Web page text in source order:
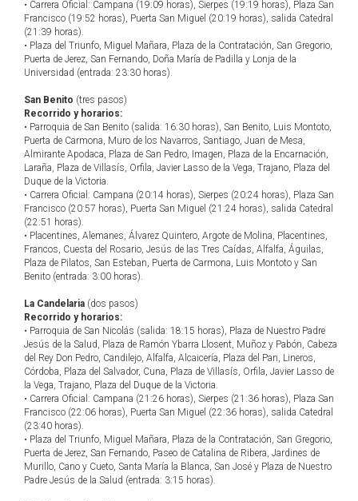
• Carrera Oficial: Campana (19:09 horas), Sierpes (19:19 horas), Plaza San
Francisco (19:52 horas), Puerta San Miguel (20:19 horas), salida Catedral
(21:39 horas).
• Plaza del Triunfo, Miguel Mañara, Plaza de la Contratación, San Gregorio,
Puerta de Jerez, San Fernando, Doña María de Padilla y Lonja de la
Universidad (entrada: 23:30 horas).
San Benito (tres pasos)
Recorrido y horarios:
• Parroquia de San Benito (salida: 16:30 horas), San Benito, Luis Montoto,
Puerta de Carmona, Muro de los Navarros, Santiago, Juan de Mesa,
Almirante Apodaca, Plaza de San Pedro, Imagen, Plaza de la Encarnación,
Laraña, Plaza de Villasís, Orfila, Javier Lasso de la Vega, Trajano, Plaza del
Duque de la Victoria.
• Carrera Oficial: Campana (20:14 horas), Sierpes (20:24 horas), Plaza San
Francisco (20:57 horas), Puerta San Miguel (21:24 horas), salida Catedral
(22:51 horas).
• Placentines, Alemanes, Álvarez Quintero, Argote de Molina, Placentines,
Francos, Cuesta del Rosario, Jesús de las Tres Caídas, Alfalfa, Águilas,
Plaza de Pilatos, San Esteban, Puerta de Carmona, Luis Montoto y San
Benito (entrada: 3:00 horas).
La Candelaria (dos pasos)
Recorrido y horarios:
• Parroquia de San Nicolás (salida: 18:15 horas), Plaza de Nuestro Padre
Jesús de la Salud, Plaza de Ramón Ybarra Llosent, Muñoz y Pabón, Cabeza
del Rey Don Pedro, Candilejo, Alfalfa, Alcaicería, Plaza del Pan, Lineros,
Córdoba, Plaza del Salvador, Cuna, Plaza de Villasís, Orfila, Javier Lasso de
la Vega, Trajano, Plaza del Duque de la Victoria.
• Carrera Oficial: Campana (21:26 horas), Sierpes (21:36 horas), Plaza San
Francisco (22:06 horas), Puerta San Miguel (22:36 horas), salida Catedral
(23:40 horas).
• Plaza del Triunfo, Miguel Mañara, Plaza de la Contratación, San Gregorio,
Puerta de Jerez, San Fernando, Paseo de Catalina de Ribera, Jardines de
Murillo, Cano y Cueto, Santa María la Blanca, San José y Plaza de Nuestro
Padre Jesús de la Salud (entrada: 3:15 horas).